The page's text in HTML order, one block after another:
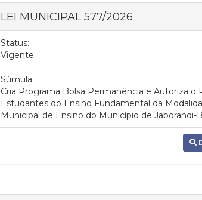
LEI MUNICIPAL 577/2026
Status:
Vigente
Súmula:
Cria Programa Bolsa Permanência e Autoriza
Estudantes do Ensino Fundamental da
Municipal de Ensino do Município de Jaborandi-